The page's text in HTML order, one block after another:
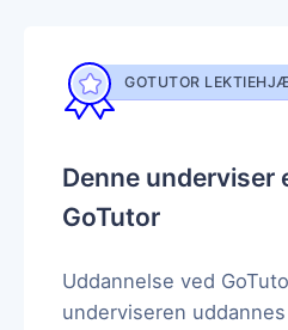
GOTUTOR
Denne underviser
GoTutor
Uddannelse ved
underviseren